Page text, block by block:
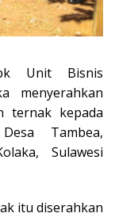
Unit Bisnis
menyerahkan
ternak kepada
Tambea,
Sulawesi
itu diserahkan